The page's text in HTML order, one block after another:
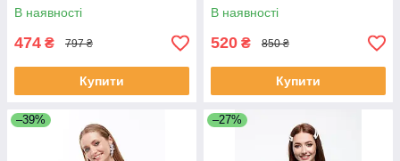
В наявності
474 ₴ 797 ₴
Купити
В наявності
520 ₴ 850 ₴
Купити
–39% –27%